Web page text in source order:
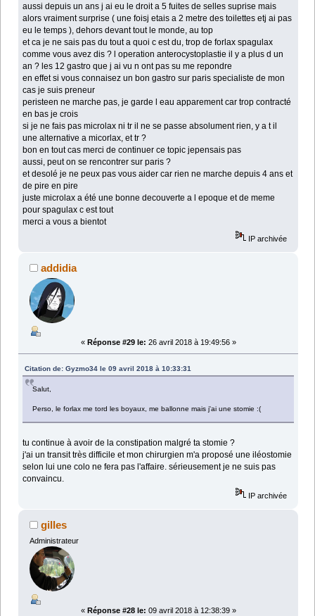
aussi depuis un ans j ai eu le droit a 5 fuites de selles suprise mais
alors vraiment surprise ( une foisj etais a 2 metre des toilettes etj ai pas
eu le temps ), dehors devant tout le monde, au top
et ca je ne sais pas du tout a quoi c est du, trop de forlax spagulax
comme vous avez dis ? l operation anterocystoplastie il y a plus d un
an ? les 12 gastro que j ai vu n ont pas su me repondre
en effet si vous connaisez un bon gastro sur paris specialiste de mon
cas je suis preneur
peristeen ne marche pas, je garde l eau apparement car trop contracté
en bas je crois
si je ne fais pas microlax ni tr il ne se passe absolument rien, y a t il
une alternative a micorlax, et tr ?
bon en tout cas merci de continuer ce topic jepensais pas
aussi, peut on se rencontrer sur paris ?
et desolé je ne peux pas vous aider car rien ne marche depuis 4 ans et
de pire en pire
juste microlax a été une bonne decouverte a l epoque et de meme
pour spagulax c est tout
merci a vous a bientot
IP archivée
addidia
« Réponse #29 le: 26 avril 2018 à 19:49:56 »
Citation de: Gyzmo34 le 09 avril 2018 à 10:33:31
Salut,
Perso, le forlax me tord les boyaux, me ballonne mais j'ai une stomie :(
tu continue à avoir de la constipation malgré ta stomie ?
j'ai un transit très difficile et mon chirurgien m'a proposé une iléostomie
selon lui une colo ne fera pas l'affaire. sérieusement je ne suis pas
convaincu.
IP archivée
gilles
Administrateur
« Réponse #28 le: 09 avril 2018 à 12:38:39 »